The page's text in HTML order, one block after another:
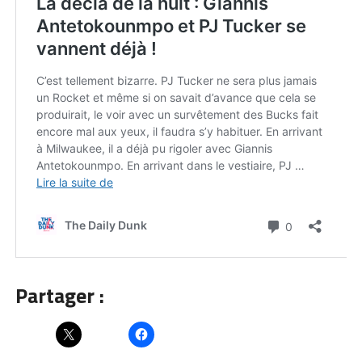
Partager :